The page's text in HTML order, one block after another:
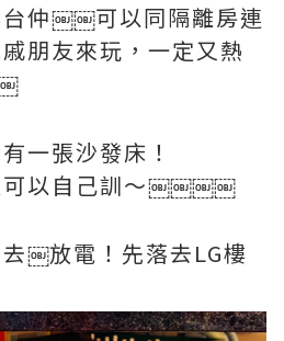
仲￼￼可以同隔離房連
朋友來玩，一定又熱
一張沙發床！
可以自己訓～￼￼￼￼
￼放電！先落去LG樓